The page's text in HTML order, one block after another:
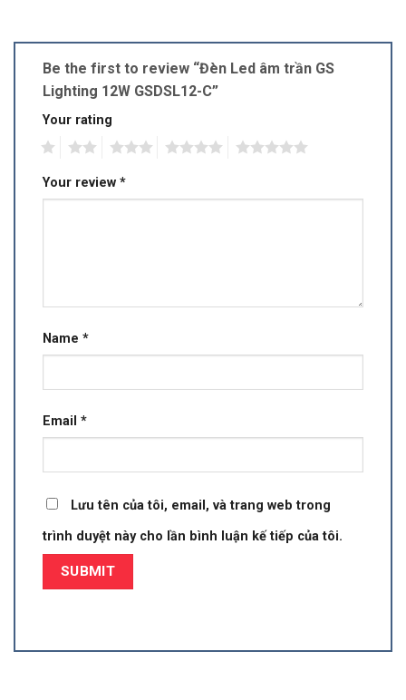
Be the first to review “Đèn Led âm trần GS
Lighting 12W GSDSL12-C”
Your rating
Your review *
Name *
Email *
Lưu tên của tôi, email, và trang web trong
trình duyệt này cho lần bình luận kế tiếp của tôi.